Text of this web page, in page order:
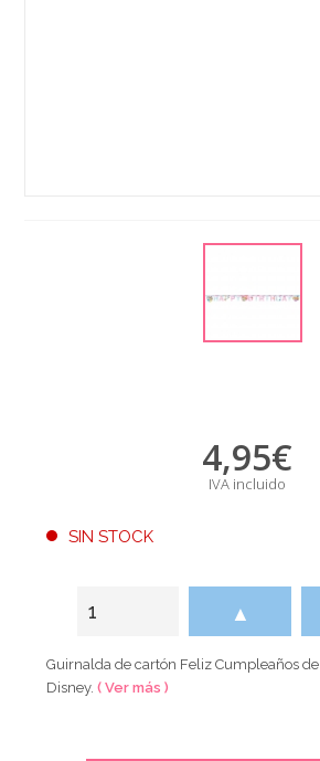
4,95€
IVA incluido
SIN STOCK
▲
Guirnalda de cartón Feliz Cumpleaños
Disney.( Ver más )